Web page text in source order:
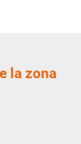
la zona